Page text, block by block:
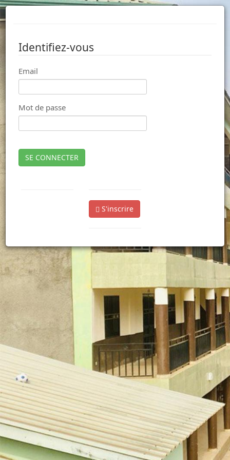
Identifiez-vous
Email
Mot de passe
SE CONNECTER
S'inscrire